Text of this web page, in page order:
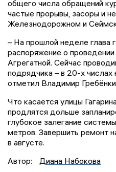
общего числа обращений
частые прорывы, засоры и
Железнодорожном и
– На прошлой неделе глава
распоряжение о
Агрегатной. Сейчас
подрядчика – в 20-х числах
отметил Владимир
Что касается улицы
продлятся дольше
глубокое залегание
метров. Завершить ремонт
в августе.
Автор:
Диана Набокова